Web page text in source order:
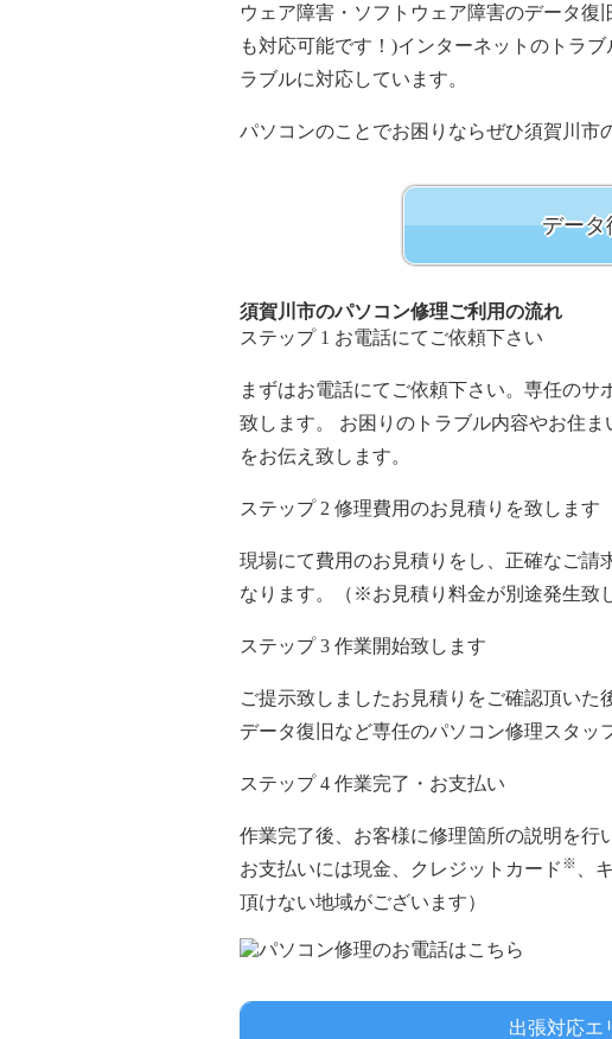
ウェア障害・ソフトウェア障害のデータ復
も対応可能です！)インターネットのトラ
ラブルに対応しています。
パソコンのことでお困りならぜひ須賀川市
データ
須賀川市のパソコン修理ご利用の流れ
ステップ 1 お電話にてご依頼下さい
まずはお電話にてご依頼下さい。専任の
致します。 お困りのトラブル内容やお住
をお伝え致します。
ステップ 2 修理費用のお見積りを致します
現場にて費用のお見積りをし、正確なご請
なります。（※お見積り料金が別途発生致
ステップ 3 作業開始致します
ご提示致しましたお見積りをご確認頂い
データ復旧など専任のパソコン修理スタッ
ステップ 4 作業完了・お支払い
作業完了後、お客様に修理箇所の説明を行
お支払いには現金、クレジットカード ※ 、
頂けない地域がございます）
出張対応エ